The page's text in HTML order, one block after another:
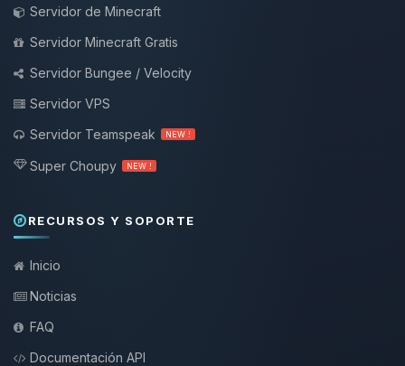
Servidor de Minecraft
Servidor Minecraft Gratis
Servidor Bungee / Velocity
Servidor VPS
Servidor Teamspeak
NEW !
Super Choupy NEW !
RECURSOS Y SOPORTE
Inicio
Noticias
FAQ
Documentación API